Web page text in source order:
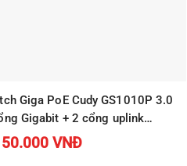
Giga PoE Cudy GS1010P 3.0
Gigabit + 2 cổng uplink
VNĐ